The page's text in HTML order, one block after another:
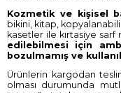
Kozmetik ve kişisel
bikini, kitap,
kasetler ile kırtasiye
edilebilmesi için
bozulmamış ve
Ürünlerin kargodan
olması durumunda